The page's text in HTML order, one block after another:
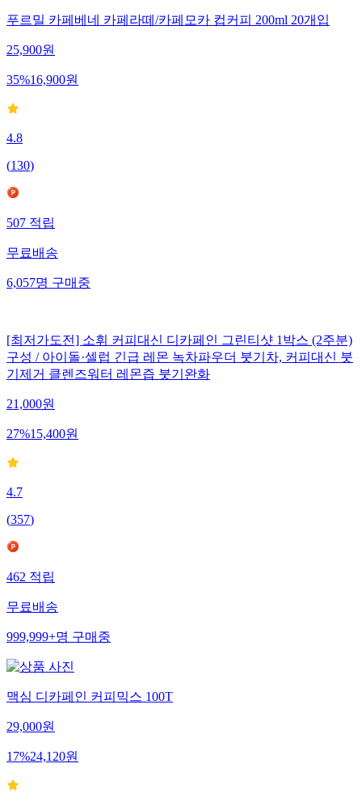
푸르밀 카페베네 카페라떼/카페모카 컵커피 200ml 20개입
25,900원
35%16,900원
4.8
(130)
507적립
무료배송
6,057명구매중
[최저가도전] 소휘 커피대신 디카페인 그린티샷 1박스 (2주분)
구성 / 아이돌·셀럽 긴급 레몬 녹차파우더 붓기차, 커피대신 붓
기제거 클렌즈워터 레몬즙 붓기완화
21,000원
27%15,400원
4.7
(357)
462적립
무료배송
999,999+명구매중
맥심 디카페인 커피믹스 100T
29,000원
17%24,120원